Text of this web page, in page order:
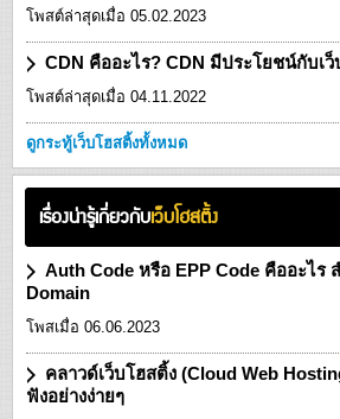
โพสต์ล่าสุดเมื่อ 05.02.2023
CDN คืออะไร? CDN มีประโยชน์กับเว็
โพสต์ล่าสุดเมื่อ 04.11.2022
ดูกระทู้เว็บโฮสติ้งทั้งหมด
เรื่องน่ารู้เกี่ยวกับเว็บโฮสติ้ง
Auth Code หรือ EPP Code คืออะไร
Domain
โพสเมื่อ 06.06.2023
คลาวด์เว็บโฮสติ้ง (Cloud Web
ฟังอย่างง่ายๆ